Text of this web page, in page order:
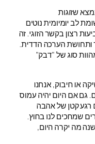
שזוגות
לב יומיומית נוטים
רצון בקשר הזוגי. זה
ותחושת הערכה הדדית.
סוג של "דבק"
או חיבוק, אנחנו
גם אם היום יהיה עמוס
רגע קטן של אהבה
שמחכים לנו בחוץ.
מה יקרה היום,